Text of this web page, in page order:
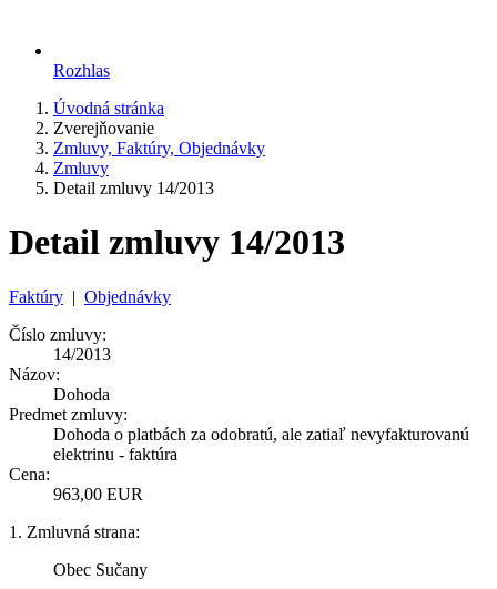
Rozhlas
Úvodná stránka
Zverejňovanie
Zmluvy, Faktúry, Objednávky
Zmluvy
Detail zmluvy 14/2013
Detail zmluvy 14/2013
Faktúry | Objednávky
Číslo zmluvy:
14/2013
Názov:
Dohoda
Predmet zmluvy:
Dohoda o platbách za odobratú, ale zatiaľ nevyfakturovanú
elektrinu - faktúra
Cena:
963,00 EUR
1. Zmluvná strana:
Obec Sučany